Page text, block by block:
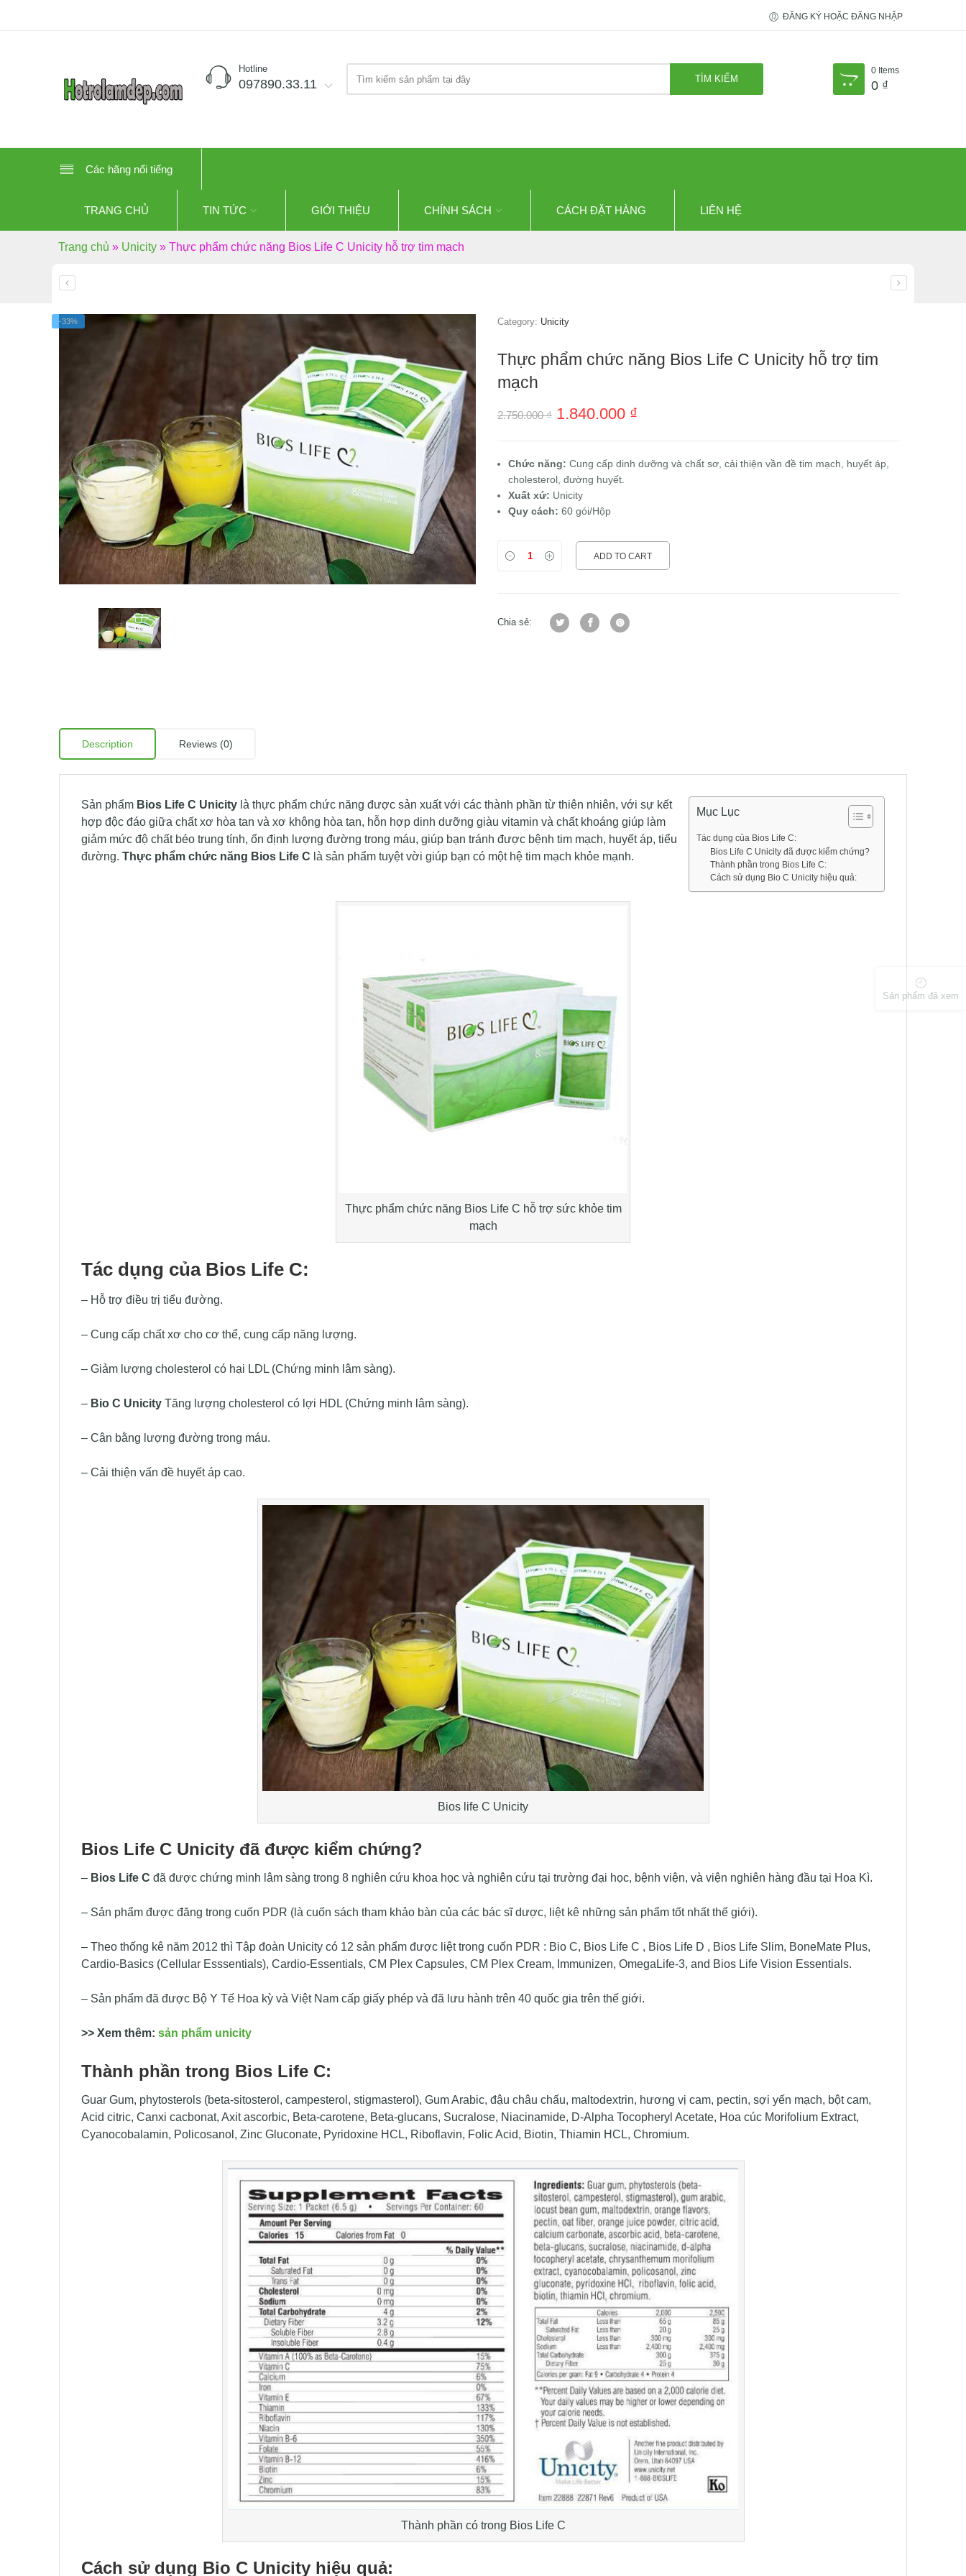
ĐĂNG KÝ HOẶC ĐĂNG NHẬP
Hotline
097890.33.11
here
0 Items
0 ₫
Các hãng nổi tiếng
TRANG CHỦ TIN TỨC GIỚI THIỆU CHÍNH SÁCH CÁCH ĐẶT HÀNG LIÊN HỆ
Trang chủ » Unicity » Thực phẩm chức năng Bios Life C Unicity hỗ trợ tim mạch
-33% Category: Unicity
Thực phẩm chức năng Bios Life C Unicity hỗ trợ tim
mạch
2.750.000₫ 1.840.000 ₫
Chức năng: Cung cấp dinh dưỡng và chất sơ, cải thiện vần đề tim mạch, huyết áp,
cholesterol, đường huyết.
Xuất xứ: Unicity
Quy cách: 60 gói/Hộp
ADD TO CART
Chia sẻ:
Description Reviews (0)
Mục Lục
Tác dụng của Bios Life C:
Bios Life C Unicity đã được kiểm chứng?
Thành phần trong Bios Life C:
Cách sử dụng Bio C Unicity hiệu quả:
Sản phẩm Bios Life C Unicitylà thực phẩm chức năng được sản xuất với các thành phần từ thiên nhiên, với sự kết
hợp độc đáo giữa chất xơ hòa tan và xơ không hòa tan, hỗn hợp dinh dưỡng giàu vitamin và chất khoáng giúp làm
giảm mức độ chất béo trung tính, ổn định lượng đường trong máu, giúp bạn tránh được bệnh tim mạch, huyết áp, tiểu
đường. Thực phẩm chức năng Bios Life C là sản phẩm tuyệt vời giúp bạn có một hệ tim mạch khỏe mạnh.
Thực phẩm chức năng Bios Life C hỗ trợ sức khỏe tim
mạch
Tác dụng của Bios Life C:
– Hỗ trợ điều trị tiểu đường.
– Cung cấp chất xơ cho cơ thể, cung cấp năng lượng.
– Giảm lượng cholesterol có hại LDL (Chứng minh lâm sàng).
– Bio C UnicityTăng lượng cholesterol có lợi HDL (Chứng minh lâm sàng).
– Cân bằng lượng đường trong máu.
– Cải thiện vấn đề huyết áp cao.
Bios life C Unicity
Bios Life C Unicity đã được kiểm chứng?
– Bios Life C đã được chứng minh lâm sàng trong 8 nghiên cứu khoa học và nghiên cứu tại trường đại học, bệnh viện, và viện nghiên hàng đầu tại Hoa Kì.
– Sản phẩm được đăng trong cuốn PDR (là cuốn sách tham khảo bàn của các bác sĩ dược, liệt kê những sản phẩm tốt nhất thế giới).
– Theo thống kê năm 2012 thì Tập đoàn Unicity có 12 sản phẩm được liệt trong cuốn PDR : Bio C, Bios Life C , Bios Life D , Bios Life Slim, BoneMate Plus,
Cardio-Basics (Cellular Esssentials), Cardio-Essentials, CM Plex Capsules, CM Plex Cream, Immunizen, OmegaLife-3, and Bios Life Vision Essentials.
– Sản phẩm đã được Bộ Y Tế Hoa kỳ và Việt Nam cấp giấy phép và đã lưu hành trên 40 quốc gia trên thế giới.
>> Xem thêm: sản phẩm unicity
Thành phần trong Bios Life C:
Guar Gum, phytosterols (beta-sitosterol, campesterol, stigmasterol), Gum Arabic, đậu châu chấu, maltodextrin, hương vị cam, pectin, sợi yến mạch, bột cam,
Acid citric, Canxi cacbonat, Axit ascorbic, Beta-carotene, Beta-glucans, Sucralose, Niacinamide, D-Alpha Tocopheryl Acetate, Hoa cúc Morifolium Extract,
Cyanocobalamin, Policosanol, Zinc Gluconate, Pyridoxine HCL, Riboflavin, Folic Acid, Biotin, Thiamin HCL, Chromium.
Thành phần có trong Bios Life C
Cách sử dụng Bio C Unicity hiệu quả:
Sản phẩm đã xem